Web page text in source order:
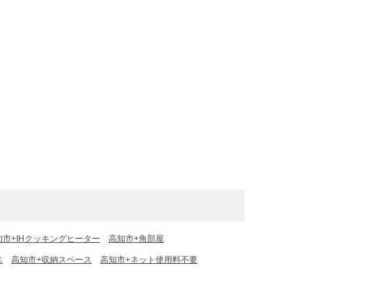
市+IHクッキングヒーター 高知市+角部屋
高知市+収納スペース 高知市+ネット使用料不要